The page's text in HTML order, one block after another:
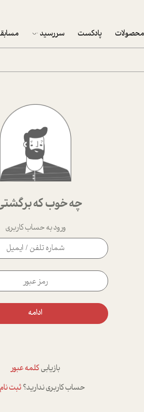
محصولات پادکست سررسید
پکيج نوروزي موفقيت
تقویم رومیزی
تقویم دیواری
چه خوب که
ورود به حساب کاربری
ادامه
بازیابیکلمه عبور
حساب کاربری ندارید؟ثبت